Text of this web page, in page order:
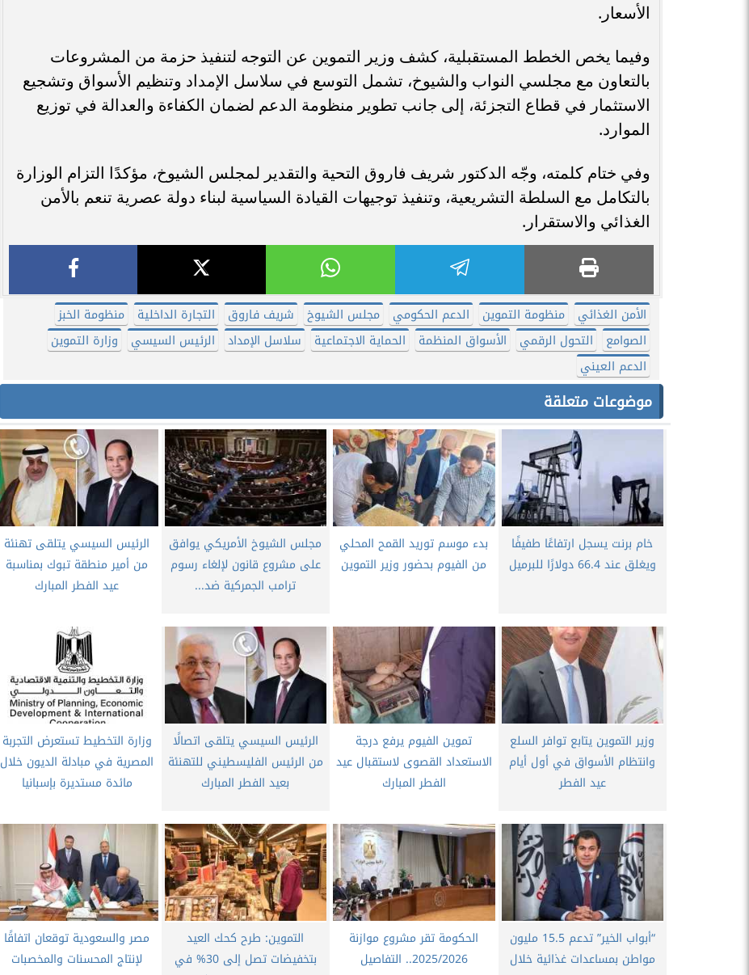
الأسعار.
وفيما يخص الخطط المستقبلية، كشف وزير التموين عن التوجه لتنفيذ حزمة من المشروعات
بالتعاون مع مجلسي النواب والشيوخ، تشمل التوسع في سلاسل الإمداد وتنظيم الأسواق وتشجيع
الاستثمار في قطاع التجزئة، إلى جانب تطوير منظومة الدعم لضمان الكفاءة والعدالة في توزيع
الموارد.
وفي ختام كلمته، وجّه الدكتور شريف فاروق التحية والتقدير لمجلس الشيوخ، مؤكدًا التزام الوزارة
بالتكامل مع السلطة التشريعية، وتنفيذ توجيهات القيادة السياسية لبناء دولة عصرية تنعم بالأمن
الغذائي والاستقرار.
الأمن الغذائي منظومة التموين الدعم الحكومي مجلس الشيوخ شريف فاروق التجارة الداخلية
منظومة الخبز
الصوامع
التحول الرقمي الأسواق المنظمة الحماية الاجتماعية سلاسل الإمداد الرئيس السيسي
وزارة التموين
الدعم العيني
موضوعات متعلقة
خام برنت يسجل ارتفاعًا طفيفًا
ويغلق عند 66.4 دولارًا للبرميل
بدء موسم توريد القمح المحلي
من الفيوم بحضور وزير التموين
مجلس الشيوخ الأمريكي يوافق
على مشروع قانون لإلغاء رسوم
ترامب الجمركية ضد...
الرئيس السيسي يتلقى تهنئة
من أمير منطقة تبوك بمناسبة
عيد الفطر المبارك
وزير التموين يتابع توافر السلع
وانتظام الأسواق في أول أيام
عيد الفطر
تموين الفيوم يرفع درجة
الاستعداد القصوى لاستقبال عيد
الفطر المبارك
الرئيس السيسي يتلقى اتصالًا
من الرئيس الفليسطيني للتهنئة
بعيد الفطر المبارك
وزارة التخطيط تستعرض التجربة
المصرية في مبادلة الديون خلال
مائدة مستديرة بإسبانيا
“أبواب الخير” تدعم 15.5 مليون
مواطن بمساعدات غذائية خلال
الحكومة تقر مشروع موازنة
2025/2026.. التفاصيل
التموين: طرح كحك العيد
بتخفيضات تصل إلى 30% في
مصر والسعودية توقعان اتفاقًا
لإنتاج المحسنات والمخصبات